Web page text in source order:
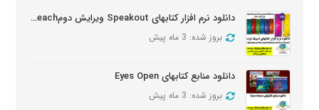
دانلود نرم افزار کتابهای Speakout ویرایش دومSpeakout Active Teach
بروز شده: 3 ماه پیش
دانلود منابع کتابهای Eyes Open
بروز شده: 3 ماه پیش